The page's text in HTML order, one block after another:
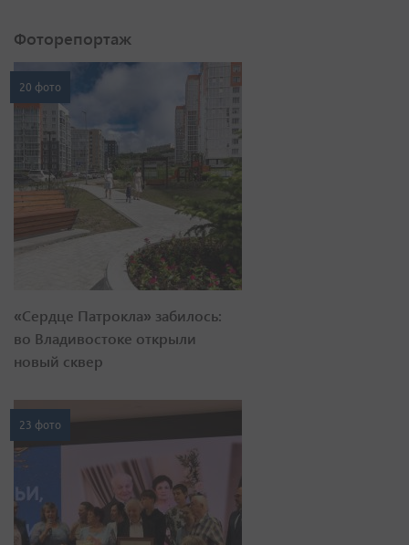
Фоторепортаж
20 фото
«Сердце Патрокла» забилось:
во Владивостоке открыли
новый сквер
23 фото